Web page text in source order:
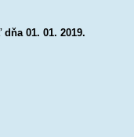
01. 01. 2019.